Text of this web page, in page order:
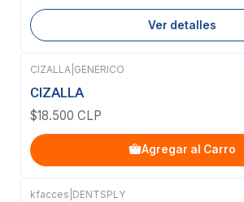
Ver detalles
CIZALLA GENERICO
CIZALLA
$18.500 CLP
Agregar al Carro
kfacces DENTSPLY